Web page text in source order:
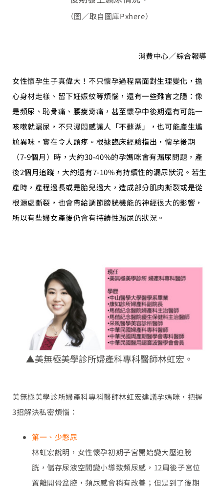
（圖／取自圖庫Pxhere）
消費中心／綜合報導
女性懷孕生子真偉大！不只懷孕過程需面對生理變化，擔
心身材走樣、留下妊娠紋等煩惱，還有一些難言之隱：像
是頻尿、恥骨痛、腰痠背痛，甚至懷孕中後期還有可能一
咳嗽就漏尿，不只濕悶感讓人「不蘇湖」，也可能產生尷
尬異味，實在令人頭疼。根據臨床經驗指出，懷孕後期
（7-9個月）時，大約30-40%的孕媽咪會有漏尿問題，產
後2個月追蹤，大約還有7-10%有持續性的漏尿狀況。若生
產時，產程過長或是胎兒過大，造成部分肌肉撕裂或是從
根源處斷裂，也會帶給調節膀胱機能的神經很大的影響，
所以有些婦女產後仍會有持續性漏尿的狀況。
▲美無極美學診所婦產科專科醫師林虹宏。
美無極美學診所婦產科專科醫師林虹宏建議孕媽咪，把握
3招解決私密煩惱：
第一、少憋尿
林虹宏說明，女性懷孕初期子宮開始變大壓迫膀
胱，儲存尿液空間變小導致頻尿感，12周後子宮位
置離開骨盆腔，頻尿感會稍有改善；但是到了後期